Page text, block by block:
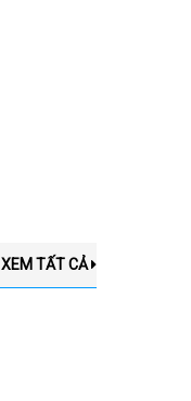
XEM TẤT CẢ